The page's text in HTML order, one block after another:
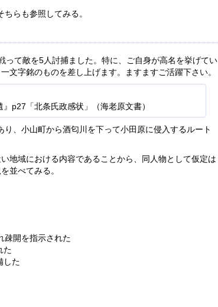
らも参照してみる。
て敵を5人討捕ました。特に、ご自身が高名を挙げてい
文字銘のものを差し上げます。ますますご活躍下さい。
p27「北条氏政感状」（海老原文書）
、小山町から酒匂川を下って小田原に侵入するルート
地域における内容であることから、同人物として仮定は
並べてみる。
疎開を指示された
た
した